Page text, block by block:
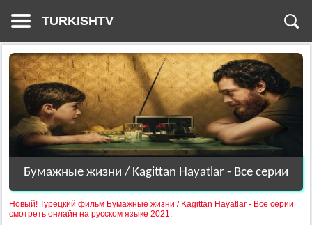
TURKISHTV
Бумажные жизни / Kagittan Hayatlar - Все серии
Новый! Турецкий фильм Бумажные жизни / Kagittan Hayatlar - Все серии
смотреть онлайн на русском языке 2021.